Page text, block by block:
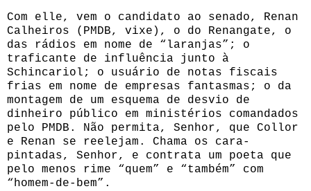
Com elle, vem o candidato ao senado, Renan
Calheiros (PMDB, vixe), o do Renangate, o
das rádios em nome de “laranjas”; o
traficante de influência junto à
Schincariol; o usuário de notas fiscais
frias em nome de empresas fantasmas; o da
montagem de um esquema de desvio de
dinheiro público em ministérios comandados
pelo PMDB. Não permita, Senhor, que Collor
e Renan se reelejam. Chama os cara-
pintadas, Senhor, e contrata um poeta que
pelo menos rime “quem” e “também” com
“homem-de-bem”.